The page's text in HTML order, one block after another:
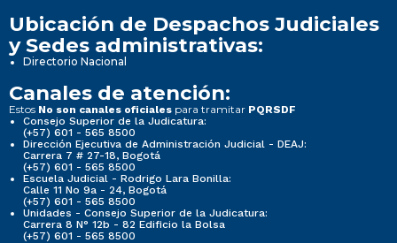
Ubicación de Despachos Judiciales
y Sedes administrativas:
Directorio Nacional
Canales de atención:
Estos No son canales oficiales para tramitar PQRSDF
Consejo Superior de la Judicatura:
(+57) 601 - 565 8500
Dirección Ejecutiva de Administración Judicial - DEAJ:
Carrera 7 # 27-18, Bogotá
(+57) 601 - 565 8500
Escuela Judicial - Rodrigo Lara Bonilla:
Calle 11 No 9a - 24, Bogotá
(+57) 601 - 565 8500
Unidades - Consejo Superior de la Judicatura:
Carrera 8 N° 12b - 82 Edificio la Bolsa
(+57) 601 - 565 8500